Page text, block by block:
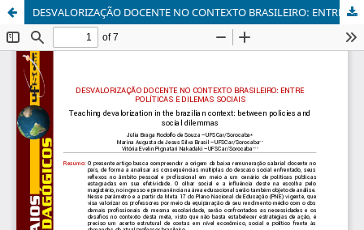
DESVALORIZAÇÃO DOCENTE NO CONTEXTO BRASILEIRO: ENTRE POLÍTICAS E DILEMAS SOCIAIS